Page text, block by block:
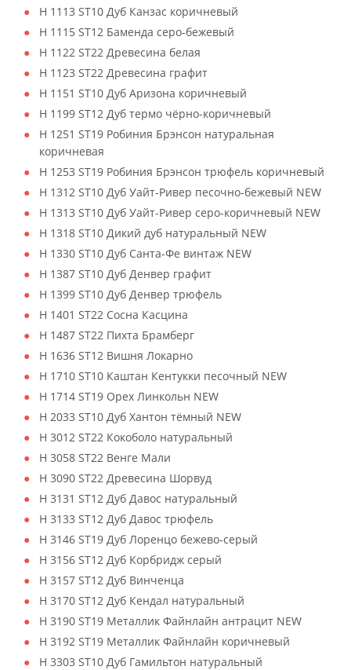
H 1113 ST10 Дуб Канзас коричневый
H 1115 ST12 Баменда серо-бежевый
H 1122 ST22 Древесина белая
H 1123 ST22 Древесина графит
H 1151 ST10 Дуб Аризона коричневый
H 1199 ST12 Дуб термо чёрно-коричневый
H 1251 ST19 Робиния Брэнсон натуральная
коричневая
H 1253 ST19 Робиния Брэнсон трюфель коричневый
H 1312 ST10 Дуб Уайт-Ривер песочно-бежевый NEW
H 1313 ST10 Дуб Уайт-Ривер серо-коричневый NEW
H 1318 ST10 Дикий дуб натуральный NEW
H 1330 ST10 Дуб Санта-Фе винтаж NEW
H 1387 ST10 Дуб Денвер графит
H 1399 ST10 Дуб Денвер трюфель
H 1401 ST22 Сосна Касцина
H 1487 ST22 Пихта Брамберг
H 1636 ST12 Вишня Локарно
H 1710 ST10 Каштан Кентукки песочный NEW
H 1714 ST19 Орех Линкольн NEW
H 2033 ST10 Дуб Хантон тёмный NEW
H 3012 ST22 Кокоболо натуральный
H 3058 ST22 Венге Мали
H 3090 ST22 Древесина Шорвуд
H 3131 ST12 Дуб Давос натуральный
H 3133 ST12 Дуб Давос трюфель
H 3146 ST19 Дуб Лоренцо бежево-серый
H 3156 ST12 Дуб Корбридж серый
H 3157 ST12 Дуб Винченца
H 3170 ST12 Дуб Кендал натуральный
H 3190 ST19 Металлик Файнлайн антрацит NEW
H 3192 ST19 Металлик Файнлайн коричневый
H 3303 ST10 Дуб Гамильтон натуральный